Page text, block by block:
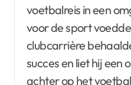
voetbalreis in een
voor de sport
clubcarrière
succes en liet hij een
achter op het